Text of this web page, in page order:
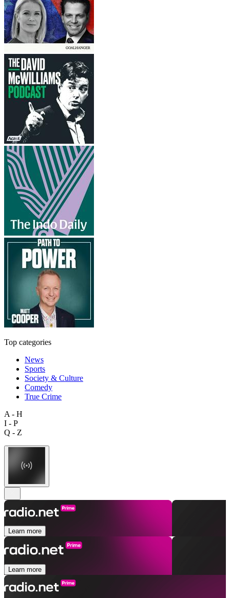
Top categories
News
Sports
Society & Culture
Comedy
True Crime
A - H
I - P
Q - Z
Learn more
Learn more